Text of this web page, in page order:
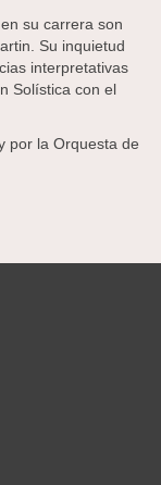
su carrera son
Su inquietud
interpretativas
Solística con el
por la Orquesta de